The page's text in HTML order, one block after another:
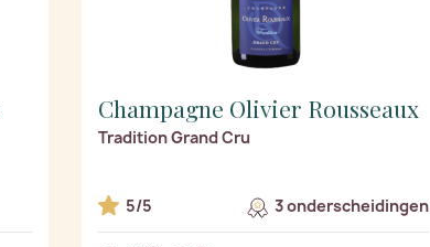
Champagne Olivier Rousseaux
Tradition Grand Cru
5/5 3 onderscheidingen